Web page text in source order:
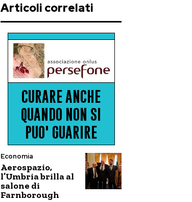
Articoli correlati
Economia
Aerospazio,
l’Umbria brilla al
salone di
Farnborough